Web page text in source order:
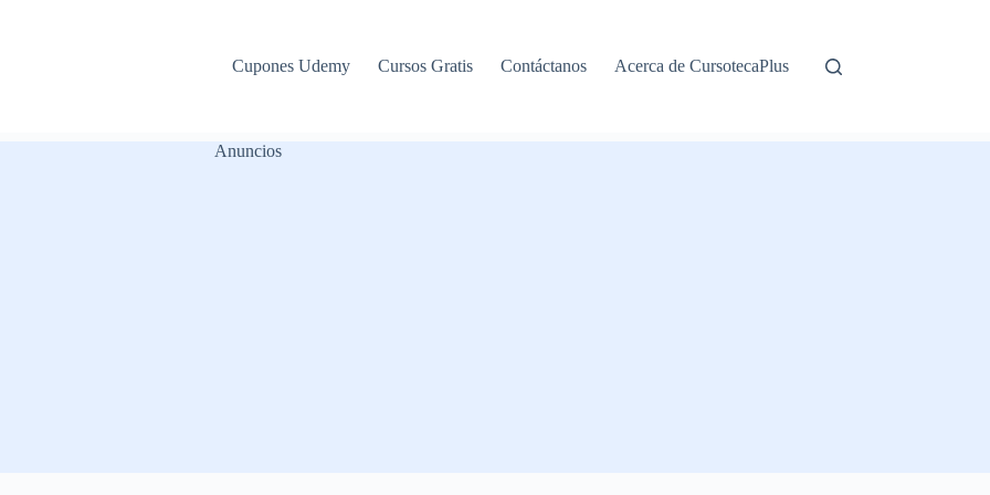
Cupones Udemy Cursos Gratis Contáctanos Acerca de CursotecaPlus
Anuncios